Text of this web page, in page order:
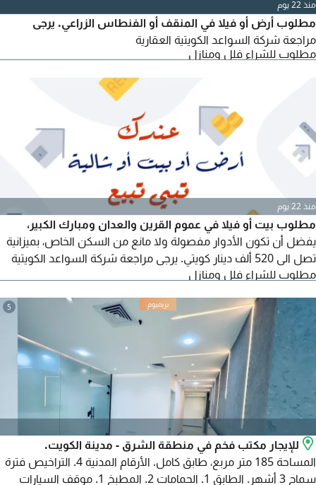
منذ 22 يوم
مطلوب أرض أو فيلا في المنقف أو الفنطاس الزراعي. يرجى
مراجعة شركة السواعد الكويتية العقارية
مطلوب للشراء فلل ومنازل
منذ 22 يوم
مطلوب بيت أو فيلا في عموم القرين والعدان ومبارك الكبير،
يفضل أن تكون الأدوار مفصولة ولا مانع من السكن الخاص، بميزانية
تصل الى 520 ألف دينار كويتي. يرجى مراجعة شركة السواعد الكويتية
العقارية
مطلوب للشراء فلل ومنازل
5
للإيجار مكتب فخم في منطقة الشرق - مدينة الكويت.
المساحة 185 متر مربع، طابق كامل. الأرقام المدنية 4. التراخيص فترة
سماح 3 أشهر. الطابق 1. الحمامات 2. المطبخ 1. موقف السيارات